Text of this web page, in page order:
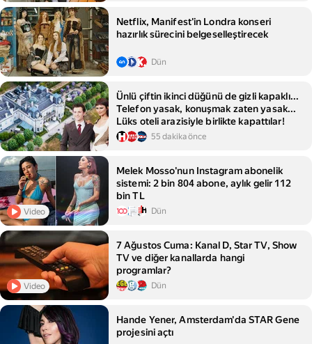
Netflix, Manifest'in Londra konseri
hazırlık sürecini belgeselleştirecek
Dün
Ünlü çiftin ikinci düğünü de gizli kapaklı...
Telefon yasak, konuşmak zaten yasak...
Lüks oteli arazisiyle birlikte kapattılar!
55 dakika önce
Video
Melek Mosso'nun Instagram abonelik
sistemi: 2 bin 804 abone, aylık gelir 112
bin TL
Dün
Video
7 Ağustos Cuma: Kanal D, Star TV, Show
TV ve diğer kanallarda hangi
programlar?
Dün
Hande Yener, Amsterdam'da STAR Gene
projesini açtı